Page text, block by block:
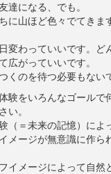
達になる、でも。
に山ほど色々でてきま
変わっていいです。ど
広がっていいです。
くのを待つ必要もない
験をいろんなゴールで
い。
（＝未来の記憶）によ
メージが無意識に作ら
イメージによって自然